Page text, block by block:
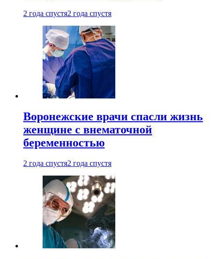
2 года спустя2 года спустя
Воронежские врачи спасли жизнь
женщине с внематочной
беременностью
2 года спустя2 года спустя